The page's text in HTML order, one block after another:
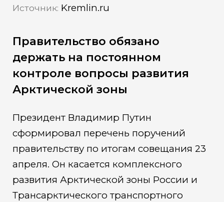
Источник: Kremlin.ru
Правительство обязано
держать на постоянном
контроле вопросы развития
Арктической зоны
Президент Владимир Путин
сформировал перечень поручений
правительству по итогам совещания 23
апреля. Он касается комплексного
развития Арктической зоны России и
Трансарктического транспортного